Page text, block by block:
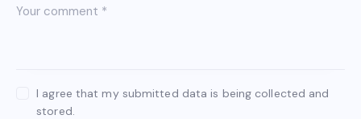
I agree that my submitted data is being collected and
stored.